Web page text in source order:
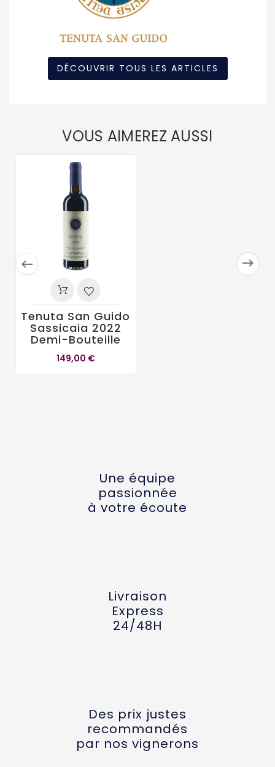
DÉCOUVRIR TOUS LES ARTICLES
VOUS AIMEREZ AUSSI
 
Tenuta San Guido
Sassicaia 2022
Demi-Bouteille
149,00 €
Une équipe
passionnée
à votre écoute
Livraison
Express
24/48H
Des prix justes
recommandés
par nos vignerons